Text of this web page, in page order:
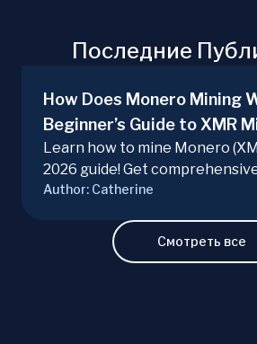
Последние
How Does Monero Mining
Beginner’s Guide to XMR
Learn how to mine Monero
2026 guide! Get
hardware, software, and
Author: Catherine
Смотреть все